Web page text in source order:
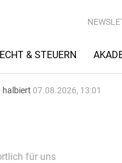
& STEUERN
halbiert 07.08.2026, 13:01
für uns